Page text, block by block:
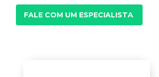
FALE COM UM ESPECIALISTA